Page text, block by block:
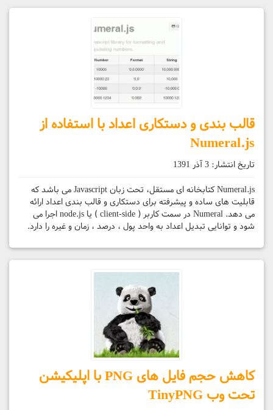
قالب بندی و دستکاری اعداد با استفاده از
Numeral.js
تاریخ انتشار: 3 آذر 1391
Numeral.js کتابخانه ای مستقل، تحت زبان Javascript می باشد که
قابلیت های ساده و پیشرفته برای دستکاری و قالب بندی اعداد ارائه
می دهد. Numeral در سمت کاربر ( client-side ) یا node.js اجرا می
شود و توانایی تبدیل اعداد به واحد پول ، درصد ، زمان و غیره را دارد.
کاهش حجم فایل های PNG با اپلیکیشن
تحت وب TinyPNG